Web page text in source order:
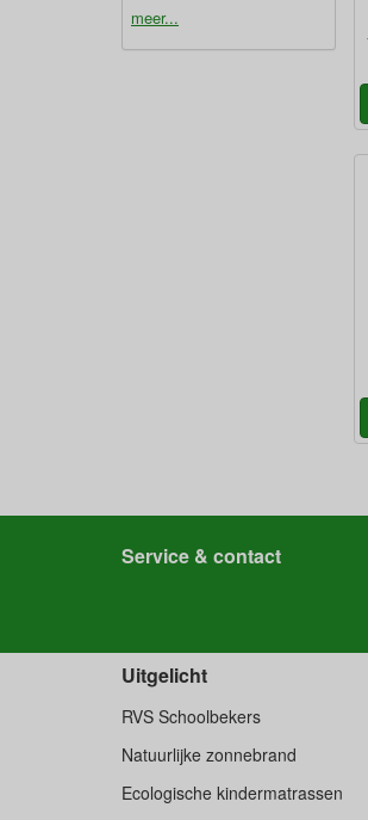
meer...
Service & contact
Uitgelicht
RVS Schoolbekers
Natuurlijke zonnebrand
Ecologische kindermatrassen